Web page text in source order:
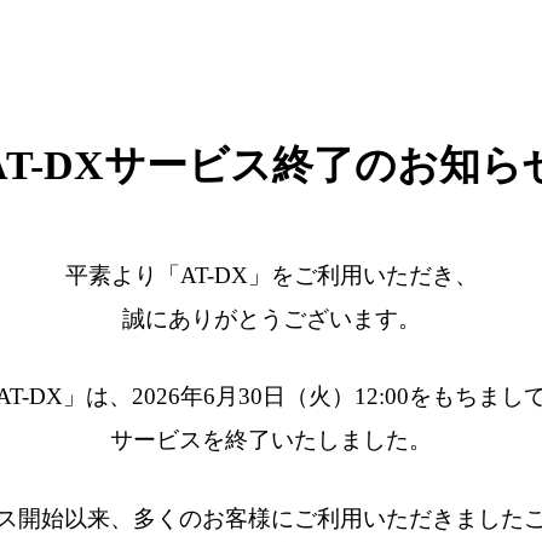
DXサービス終了のお知ら
平素より「AT-DX」をご利用いただき、
誠にありがとうございます。
AT-DX」は、2026年6月30日（火）12:00をもちまして
サービスを終了いたしました。
開始以来、多くのお客様にご利用いただきましたこ